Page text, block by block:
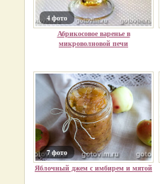
4 фото
Абрикосовое варенье в
микроволновой печи
7 фото
Яблочный джем с имбирем и мятой